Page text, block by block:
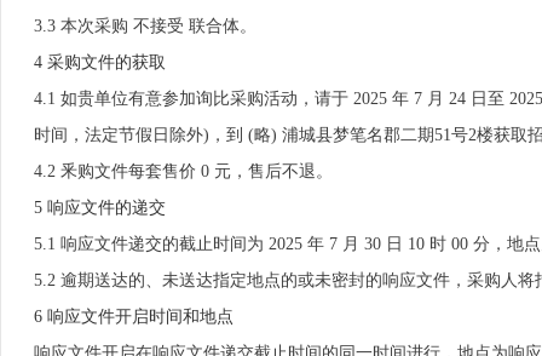
3.3 本次采购 不接受 联合体。
4 采购文件的获取
4.1 如贵单位有意参加询比采购活动，请于 2025 年 7 月 24 日至
时间，法定节假日除外)，到 (略) 浦城县梦笔名郡二期51号2楼获取
4.2 釆购文件每套售价 0 元，售后不退。
5 响应文件的递交
5.1 响应文件递交的截止时间为 2025 年 7 月 30 日 10 时 00 分，地
5.2 逾期送达的、未送达指定地点的或未密封的响应文件，采购人将
6 响应文件开启时间和地点